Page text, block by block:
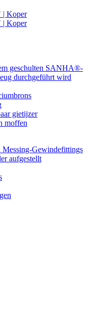
| Koper
| Koper
gietijzer
moffen